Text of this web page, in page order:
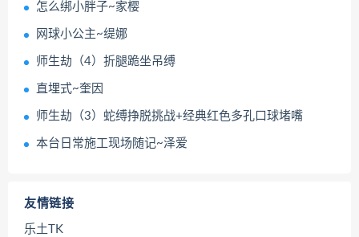
怎么绑小胖子~家樱
网球小公主~缇娜
师生劫（4）折腿跪坐吊缚
直埋式~奎因
师生劫（3）蛇缚挣脱挑战+经典红色多孔口球堵嘴
本台日常施工现场随记~泽爱
友情链接
乐土TK